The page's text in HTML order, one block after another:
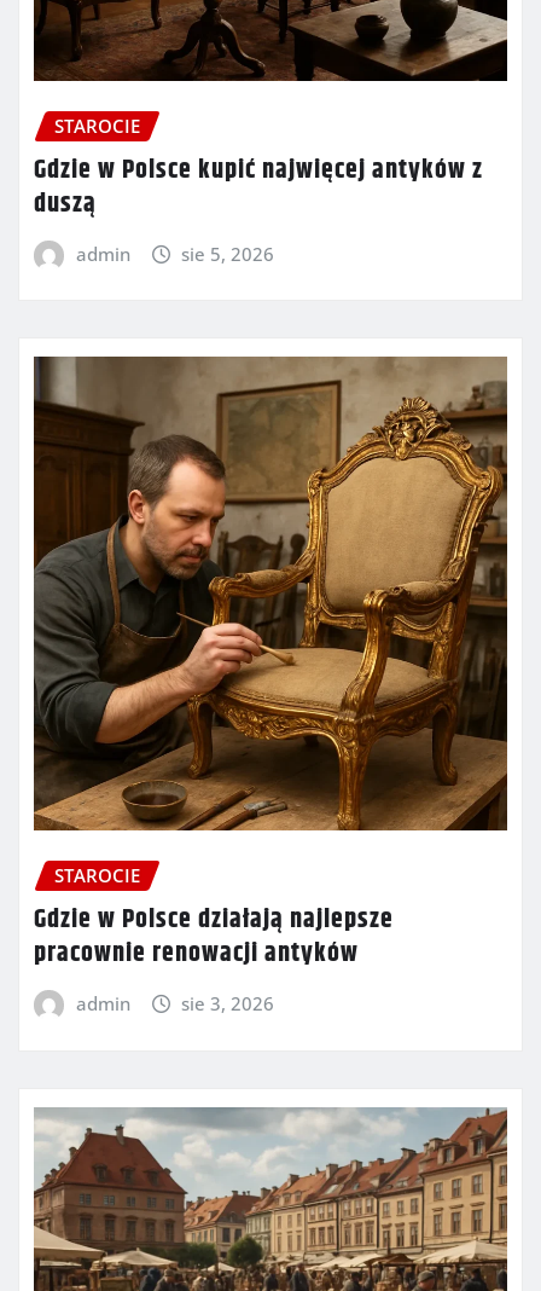
STAROCIE
Gdzie w Polsce kupić najwięcej antyków z
duszą
admin sie 5, 2026
STAROCIE
Gdzie w Polsce działają najlepsze
pracownie renowacji antyków
admin sie 3, 2026